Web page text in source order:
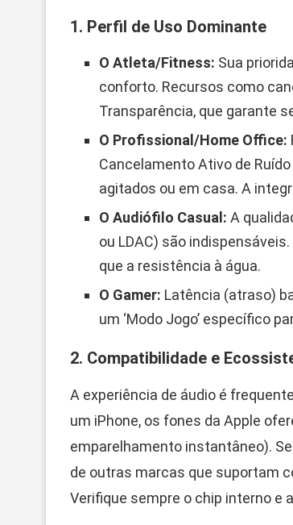
1. Perfil de Uso Dominante
O Atleta/Fitness: Sua
conforto. Recursos como
Transparência, que garante
O Profissional/Home Office:
Cancelamento Ativo de
agitados ou em casa. A
O Audiófilo Casual: A
ou LDAC) são
que a resistência à água.
O Gamer: Latência (atraso)
um ‘Modo Jogo’ específico
2. Compatibilidade e
A experiência de áudio é
um iPhone, os fones da Apple
emparelhamento instantâneo).
de outras marcas que suportam
Verifique sempre o chip interno e